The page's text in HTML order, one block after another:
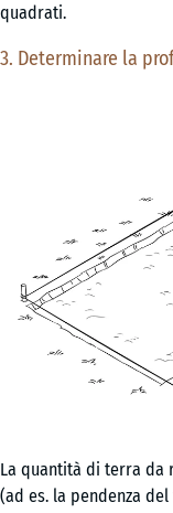
quadrati.
3. Determinare la
La quantità di terra da
(ad es. la pendenza